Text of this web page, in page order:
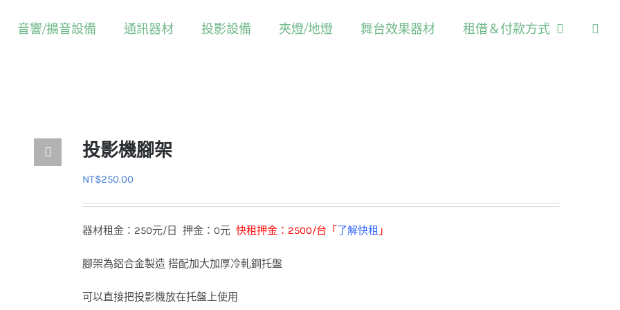
音響/擴音設備 通訊器材 投影設備 夾燈/地燈 舞台效果器材 租借＆付款方式
投影機腳架
NT$250.00
器材租金：250元/日 押金：0元 快租押金：2500/台「 了解快租 」
腳架為鋁合金製造 搭配加大加厚冷軋鋼托盤
可以直接把投影機放在托盤上使用